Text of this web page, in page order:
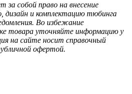
за собой право на внесение
дизайн и комплектацию тюбинга
Во избежание
товара уточняйте информацию у
на сайте носит справочный
офертой.